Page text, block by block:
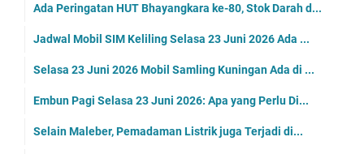
Ada Peringatan HUT Bhayangkara ke-80, Stok Darah d...
Jadwal Mobil SIM Keliling Selasa 23 Juni 2026 Ada ...
Selasa 23 Juni 2026 Mobil Samling Kuningan Ada di ...
Embun Pagi Selasa 23 Juni 2026: Apa yang Perlu Di...
Selain Maleber, Pemadaman Listrik juga Terjadi di...